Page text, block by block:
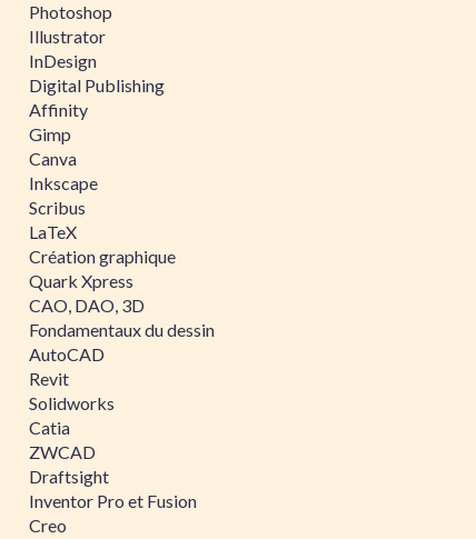
Photoshop
Illustrator
InDesign
Digital Publishing
Affinity
Gimp
Canva
Inkscape
Scribus
LaTeX
Création graphique
Quark Xpress
CAO, DAO, 3D
Fondamentaux du dessin
AutoCAD
Revit
Solidworks
Catia
ZWCAD
Draftsight
Inventor Pro et Fusion
Creo